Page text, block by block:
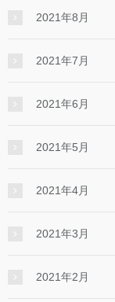
2021年8月
2021年7月
2021年6月
2021年5月
2021年4月
2021年3月
2021年2月